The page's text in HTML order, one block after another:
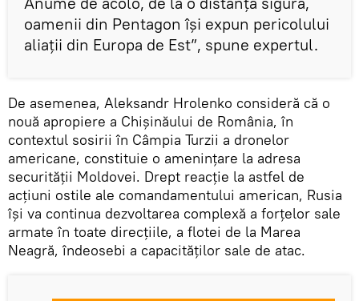
oamenii din Pentagon își expun pericolului
aliații din Europa de Est”, spune expertul.
De asemenea, Aleksandr Hrolenko consideră că o
nouă apropiere a Chișinăului de România, în
contextul sosirii în Câmpia Turzii a dronelor
americane, constituie o amenințare la adresa
securității Moldovei. Drept reacție la astfel de
acțiuni ostile ale comandamentului american, Rusia
își va continua dezvoltarea complexă a forțelor sale
armate în toate direcțiile, a flotei de la Marea
Neagră, îndeosebi a capacităților sale de atac.